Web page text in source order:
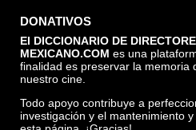
DONATIVOS
El DICCIONARIO DE
MEXICANO.COM es una
finalidad es preservar la memoria
nuestro cine.
Todo apoyo contribuye a
investigación y el mantenimiento